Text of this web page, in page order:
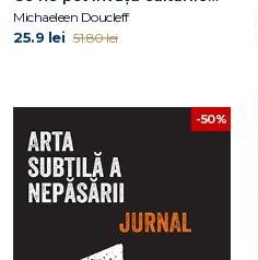
străvechi despre arta uitată
de a crește copii fericiți și
cooperanți
Michaeleen Doucleff
25.9 lei 51.80 lei
-50%